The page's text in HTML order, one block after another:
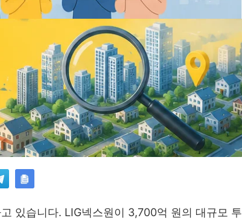
있습니다. LIG넥스원이 3,700억 원의 대규모 투